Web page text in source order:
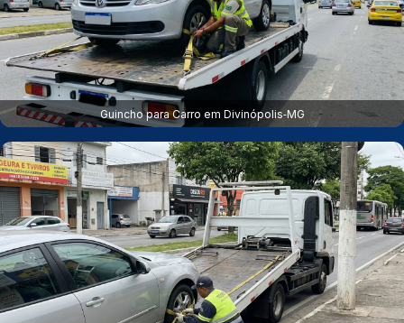
Guincho para Carro em Divinópolis‑MG